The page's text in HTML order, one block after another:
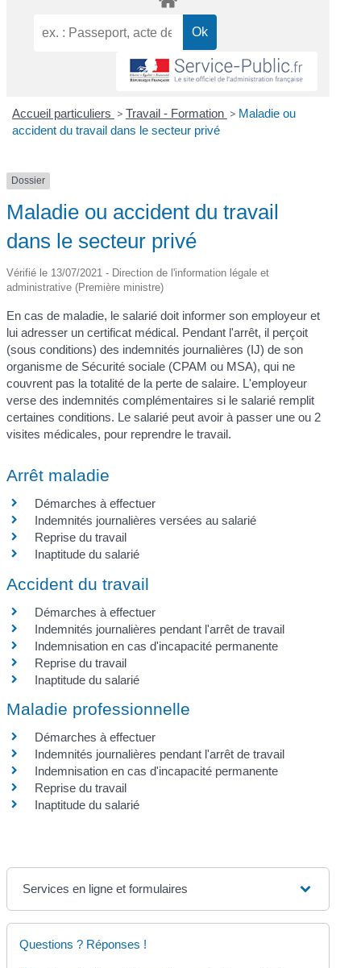
Accueil particuliers > Travail - Formation > Maladie ou
accident du travail dans le secteur privé
Dossier
Maladie ou accident du travail
dans le secteur privé
Vérifié le 13/07/2021 - Direction de l'information légale et
administrative (Première ministre)
En cas de maladie, le salarié doit informer son employeur et
lui adresser un certificat médical. Pendant l'arrêt, il perçoit
(sous conditions) des indemnités journalières (IJ) de son
organisme de Sécurité sociale (CPAM ou MSA), qui ne
couvrent pas la totalité de la perte de salaire. L'employeur
verse des indemnités complémentaires si le salarié remplit
certaines conditions. Le salarié peut avoir à passer une ou 2
visites médicales, pour reprendre le travail.
Arrêt maladie
Démarches à effectuer
Indemnités journalières versées au salarié
Reprise du travail
Inaptitude du salarié
Accident du travail
Démarches à effectuer
Indemnités journalières pendant l'arrêt de travail
Indemnisation en cas d'incapacité permanente
Reprise du travail
Inaptitude du salarié
Maladie professionnelle
Démarches à effectuer
Indemnités journalières pendant l'arrêt de travail
Indemnisation en cas d'incapacité permanente
Reprise du travail
Inaptitude du salarié
Services en ligne et formulaires
Questions ? Réponses !